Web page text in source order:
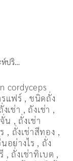
ห์ปริ…
cordyceps
แฟร์ , ชนิดถั่ง
เช่า , ถังเช่า ,
น , ถั่งเช่า
, ถั่งเช่าสีทอง ,
อย่างไร , ถั่ง
, ถั่่งเช่าทิเบต ,